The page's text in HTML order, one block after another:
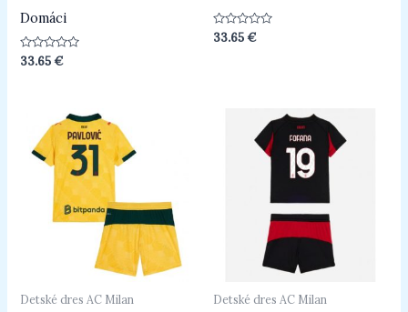
Domáci
Hodnotenie
0
33.65€
Hodnotenie
0
33.65€
Detské dres AC Milan Detské dres AC Milan